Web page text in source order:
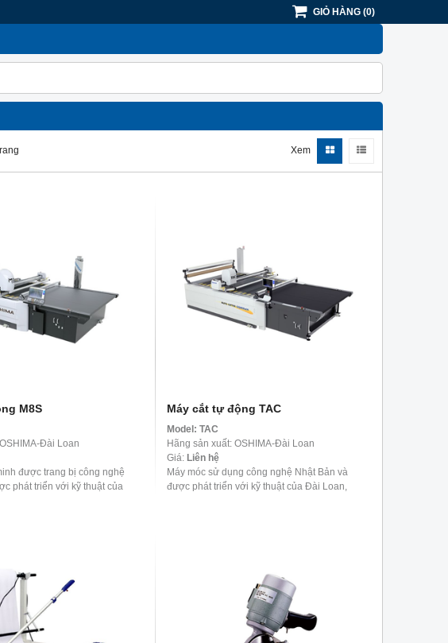
GIỎ HÀNG (0)
Xem
M8S
Đài Loan
được trang bị công nghệ
phát triển với kỹ thuật của
Máy cắt tự động TAC
Model: TAC
Hãng sản xuất: OSHIMA-Đài Loan
Giá: Liên hệ
Máy móc sử dụng công nghệ Nhật Bản và
được phát triển với kỹ thuật của Đài Loan,